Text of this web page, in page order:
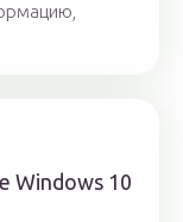
Windows 10